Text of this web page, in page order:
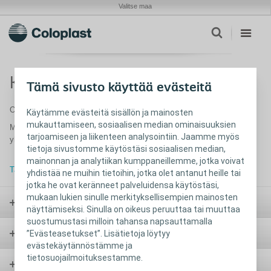
Tämä sivusto käyttää evästeitä
Käytämme evästeitä sisällön ja mainosten
mukauttamiseen, sosiaalisen median ominaisuuksien
tarjoamiseen ja liikenteen analysointiin. Jaamme myös
tietoja sivustomme käytöstäsi sosiaalisen median,
mainonnan ja analytiikan kumppaneillemme, jotka voivat
yhdistää ne muihin tietoihin, jotka olet antanut heille tai
jotka he ovat keränneet palveluidensa käytöstäsi,
mukaan lukien sinulle merkityksellisempien mainosten
näyttämiseksi. Sinulla on oikeus peruuttaa tai muuttaa
suostumustasi milloin tahansa napsauttamalla
”Evästeasetukset”. Lisätietoja löytyy
evästekäytännöstämme ja
tietosuojailmoituksestamme.
Valitse maa
Kiitos mielenkiinnostasi!
Olemme sinuun pian yhteydessä.
Mikäli sinulla on kysyttävää, voit aina ottaa
yhteyttäasiakaspalveluumme.
Takaisin etusivulle
Avanne
Virtsarakko ja katetrointi
Suolen hoito